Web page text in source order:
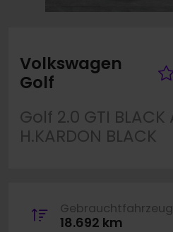
Volkswagen
Golf
Golf 2.0 GTI BLACK
H.KARDON BLACK
Gebrauchtfahrzeug
18.692 km